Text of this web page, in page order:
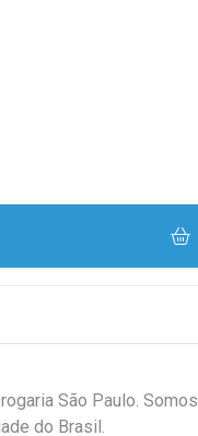
São Paulo. Somos
do Brasil.